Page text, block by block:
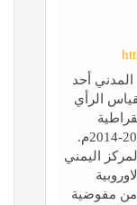
أحد
الرأي
وحقوق الانسان، وذلك خلال الفترة 2012-2014م.
اليمني
من مفوضية